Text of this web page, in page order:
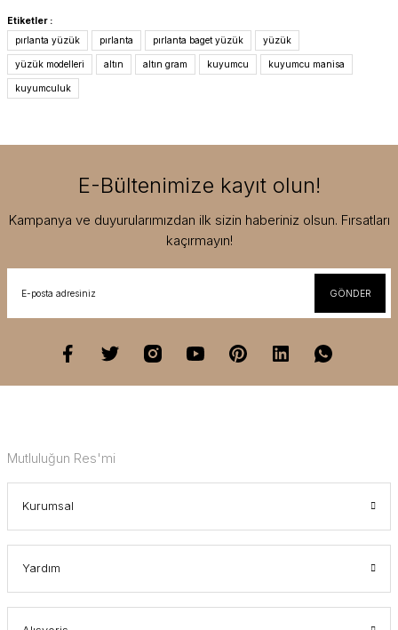
Etiketler :
pırlanta yüzük
pırlanta pırlanta baget yüzük yüzük
yüzük modelleri altın altın gram kuyumcu kuyumcu manisa
kuyumculuk
E-Bültenimize kayıt olun!
Kampanya ve duyurularımızdan ilk sizin haberiniz olsun. Fırsatları
kaçırmayın!
GÖNDER
Mutluluğun Res'mi
Kurumsal
Yardım